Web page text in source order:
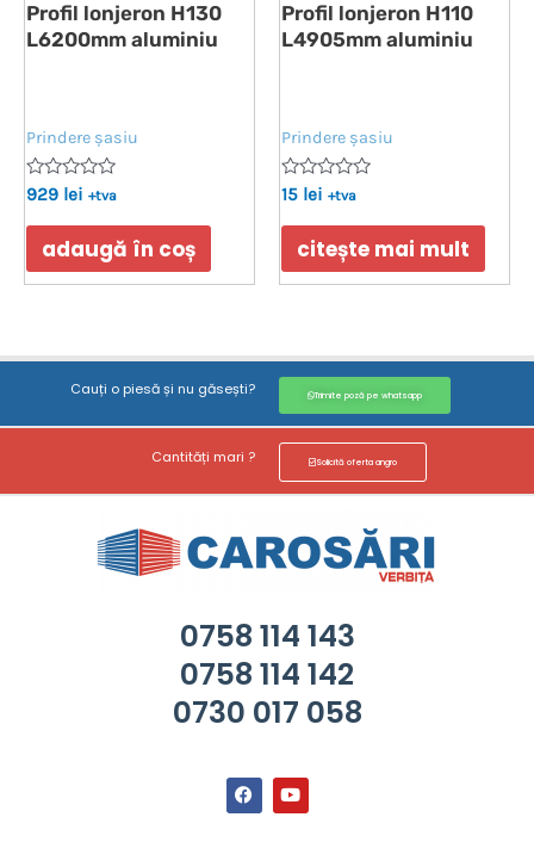
Profil lonjeron H130
L6200mm aluminiu
Prindere șasiu
Evaluat
0
din
929 lei +tva
adaugă în coș
Profil lonjeron H110
L4905mm aluminiu
Prindere șasiu
Evaluat
0
din
15 lei +tva
citește mai mult
Cauți o piesă și nu găsești? Trimite poză pe whatsapp
Cantități mari ? Solicită oferta angro
0758 114 143
0758 114 142
0730 017 058